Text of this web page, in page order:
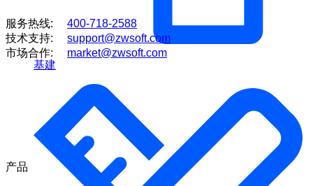
基建
服务热线:
400-718-2588
技术支持:
support@zwsoft.com
市场合作:
market@zwsoft.com
产品